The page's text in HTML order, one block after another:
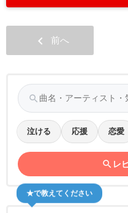
chevron_left 前へ
search
泣ける 応援 恋愛
search レ
★で教えてください